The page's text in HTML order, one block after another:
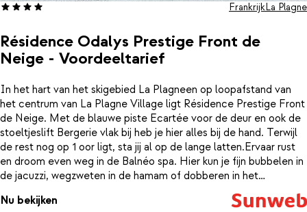
Résidence Odalys Prestige Front de
Neige - Voordeeltarief
FrankrijkLa Plagne
In het hart van het skigebied La Plagneen op loopafstand van
het centrum van La Plagne Village ligt Résidence Prestige Front
de Neige. Met de blauwe piste Ecartée voor de deur en ook de
stoeltjeslift Bergerie vlak bij heb je hier alles bij de hand. Terwijl
de rest nog op 1 oor ligt, sta jij al op de lange latten.Ervaar rust
en droom even weg in de Balnéo spa. Hier kun je fijn bubbelen in
de jacuzzi, wegzweten in de hamam of dobberen in het
extra schoonheidsbehandelingen te boeken.De in chalet stijl
Nu bekijken